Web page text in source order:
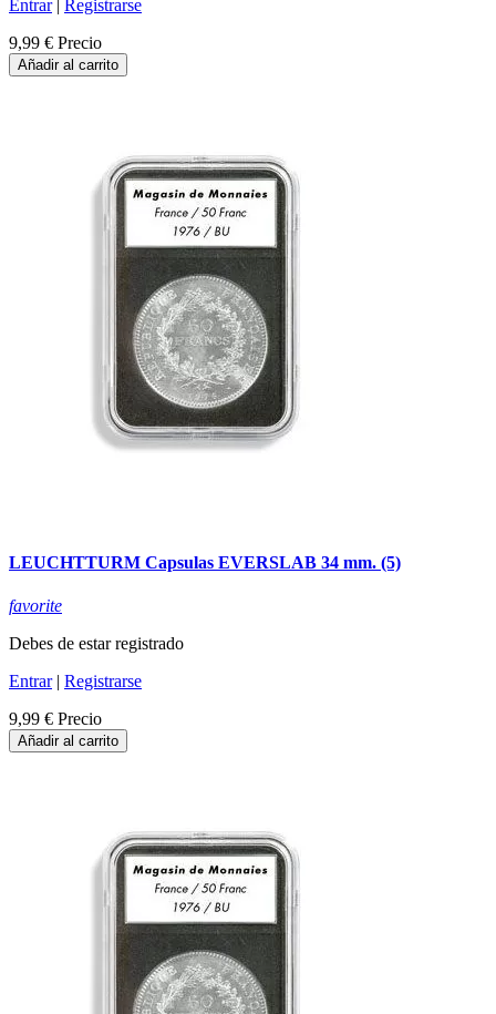
Entrar|
Registrarse
9,99 € Precio
Añadir al carrito
LEUCHTTURM Capsulas EVERSLAB 34 mm. (5)
favorite
Debes de estar registrado
Entrar| Registrarse
9,99 € Precio
Añadir al carrito